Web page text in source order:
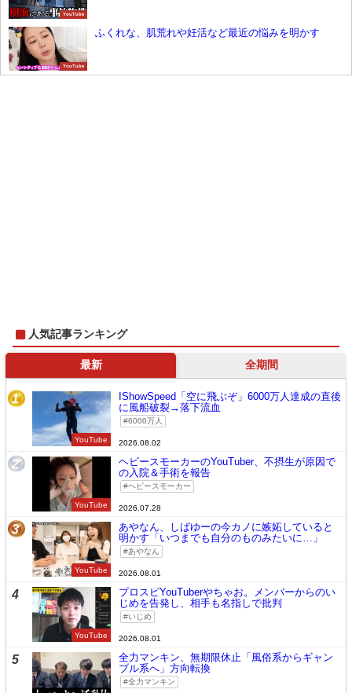
YouTube
YouTube
ふくれな、肌荒れや妊活など最近の悩みを明かす
人気記事ランキング
最新 全期間
1
YouTube
IShowSpeed「空に飛ぶぞ」6000万人達成の直後
に風船破裂→落下流血
6000万人
2026.08.02
2
YouTube
ヘビースモーカーのYouTuber、不摂生が原因で
の入院＆手術を報告
ヘビースモーカー
2026.07.28
3
YouTube
あやなん、しばゆーの今カノに嫉妬していると
明かす「いつまでも自分のものみたいに…」
あやなん
2026.08.01
4
YouTube
プロスピYouTuberやちゃお。メンバーからのい
じめを告発し、相手も名指しで批判
いじめ
2026.08.01
5
全力マンキン、無期限休止「風俗系からギャン
ブル系へ」方向転換
全力マンキン